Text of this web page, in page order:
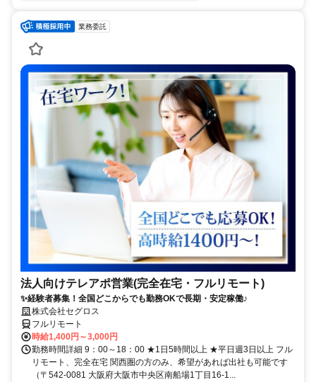
業務委託
法人向けテレアポ営業(完全在宅・フルリモート)
✨経験者募集！全国どこからでも勤務OKで長期・安定稼働♪
株式会社セグロス
フルリモート
時給1,400円～3,000円
勤務時間詳細 9：00～18：00 ★1日5時間以上 ★平日週3日以上 フル
リモート、完全在宅 関西圏の方のみ、希望があれば出社も可能です
（〒542-0081 大阪府大阪市中央区南船場1丁目16-1...